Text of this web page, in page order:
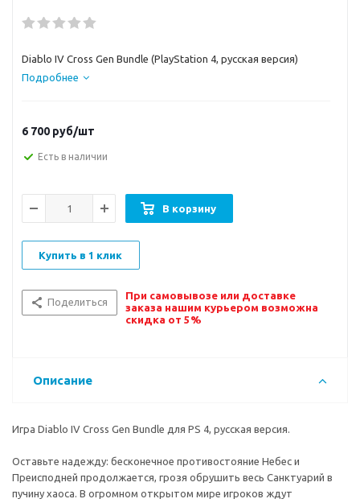
Diablo IV Cross Gen Bundle (PlayStation 4, русская версия)
Подробнее
6 700 руб/шт
Есть в наличии
В корзину
Купить в 1 клик
Поделиться
При самовывозе или доставке
заказа нашим курьером возможна
скидка от 5%
Описание
Игра Diablo IV Cross Gen Bundle для PS 4, русская версия.
Оставьте надежду: бесконечное противостояние Небес и
Преисподней продолжается, грозя обрушить весь Санктуарий в
пучину хаоса. В огромном открытом мире игроков ждут